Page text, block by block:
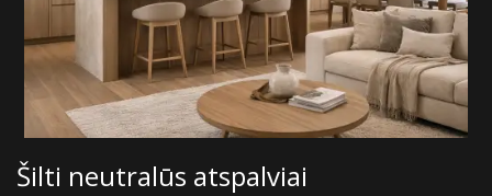
Šilti neutralūs atspalviai